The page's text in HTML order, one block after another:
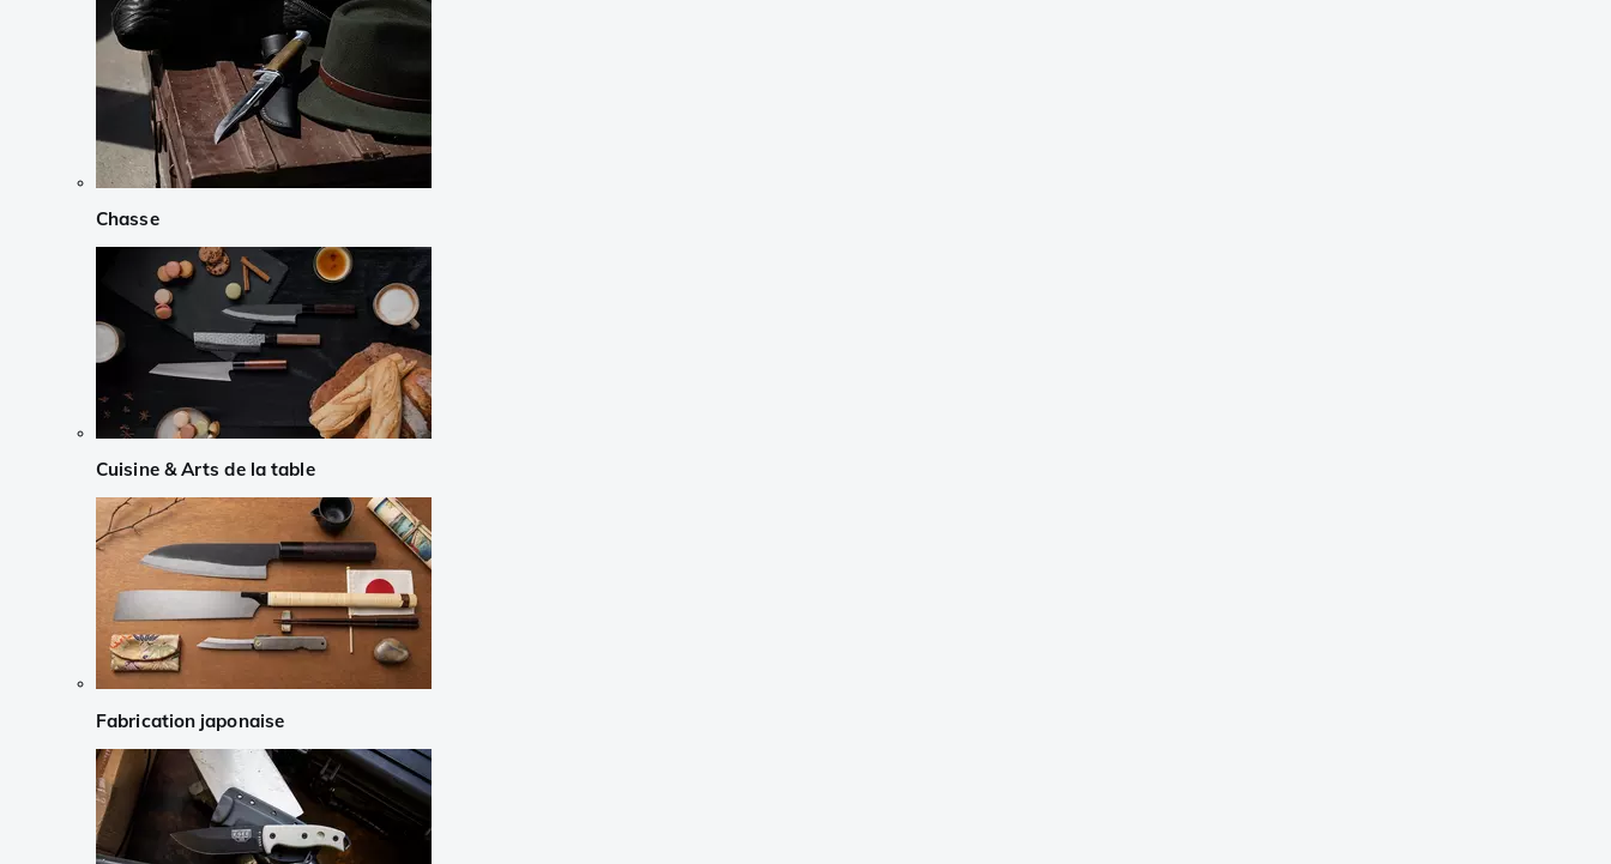
Chasse
Cuisine & Arts de la table
Fabrication japonaise